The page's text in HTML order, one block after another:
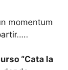
momentum
“Cata la